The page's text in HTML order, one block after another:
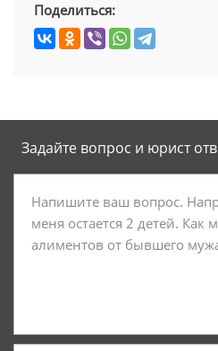
Поделиться:
Задайте вопрос и юрист